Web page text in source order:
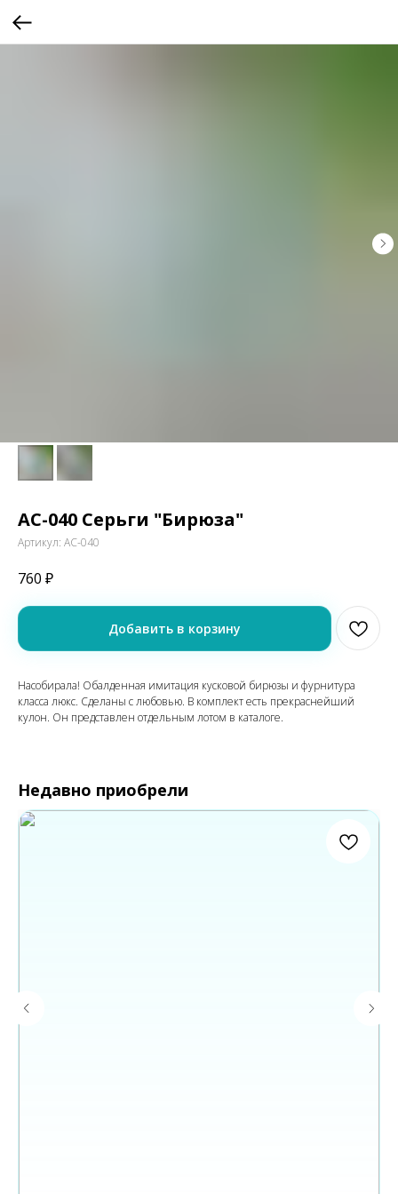
АС-040 Серьги "Бирюза"
Артикул: АС-040
760 ₽
Добавить в корзину
Насобирала! Обалденная имитация кусковой бирюзы и фурнитура
класса люкс. Сделаны с любовью. В комплект есть прекраснейший
кулон. Он представлен отдельным лотом в каталоге.
Недавно приобрели